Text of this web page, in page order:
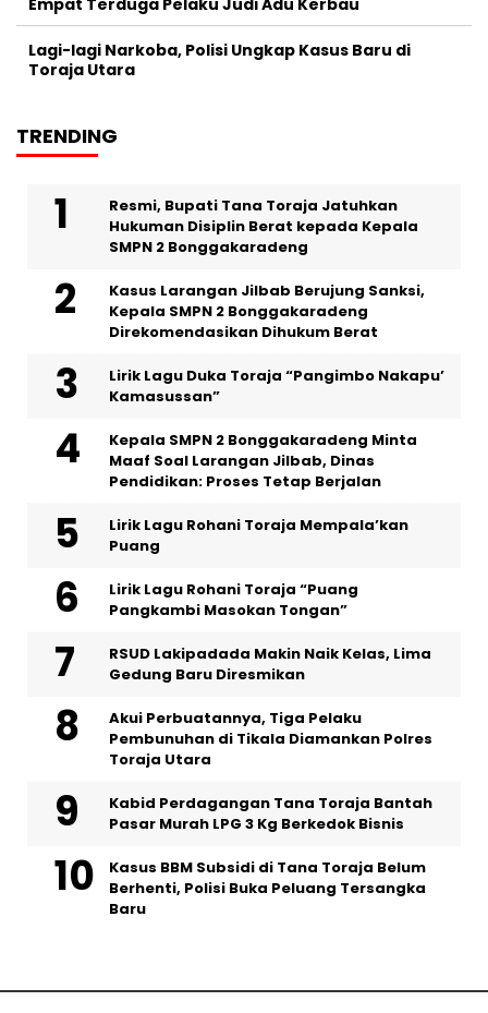
Lagi-lagi Narkoba, Polisi Ungkap Kasus Baru di
Toraja Utara
TRENDING
Resmi, Bupati Tana Toraja Jatuhkan
Hukuman Disiplin Berat kepada Kepala
SMPN 2 Bonggakaradeng
Kasus Larangan Jilbab Berujung Sanksi,
Kepala SMPN 2 Bonggakaradeng
Direkomendasikan Dihukum Berat
Lirik Lagu Duka Toraja “Pangimbo Nakapu’
Kamasussan”
Kepala SMPN 2 Bonggakaradeng Minta
Maaf Soal Larangan Jilbab, Dinas
Pendidikan: Proses Tetap Berjalan
Lirik Lagu Rohani Toraja Mempala’kan
Puang
Lirik Lagu Rohani Toraja “Puang
Pangkambi Masokan Tongan”
RSUD Lakipadada Makin Naik Kelas, Lima
Gedung Baru Diresmikan
Akui Perbuatannya, Tiga Pelaku
Pembunuhan di Tikala Diamankan Polres
Toraja Utara
Kabid Perdagangan Tana Toraja Bantah
Pasar Murah LPG 3 Kg Berkedok Bisnis
Kasus BBM Subsidi di Tana Toraja Belum
Berhenti, Polisi Buka Peluang Tersangka
Baru